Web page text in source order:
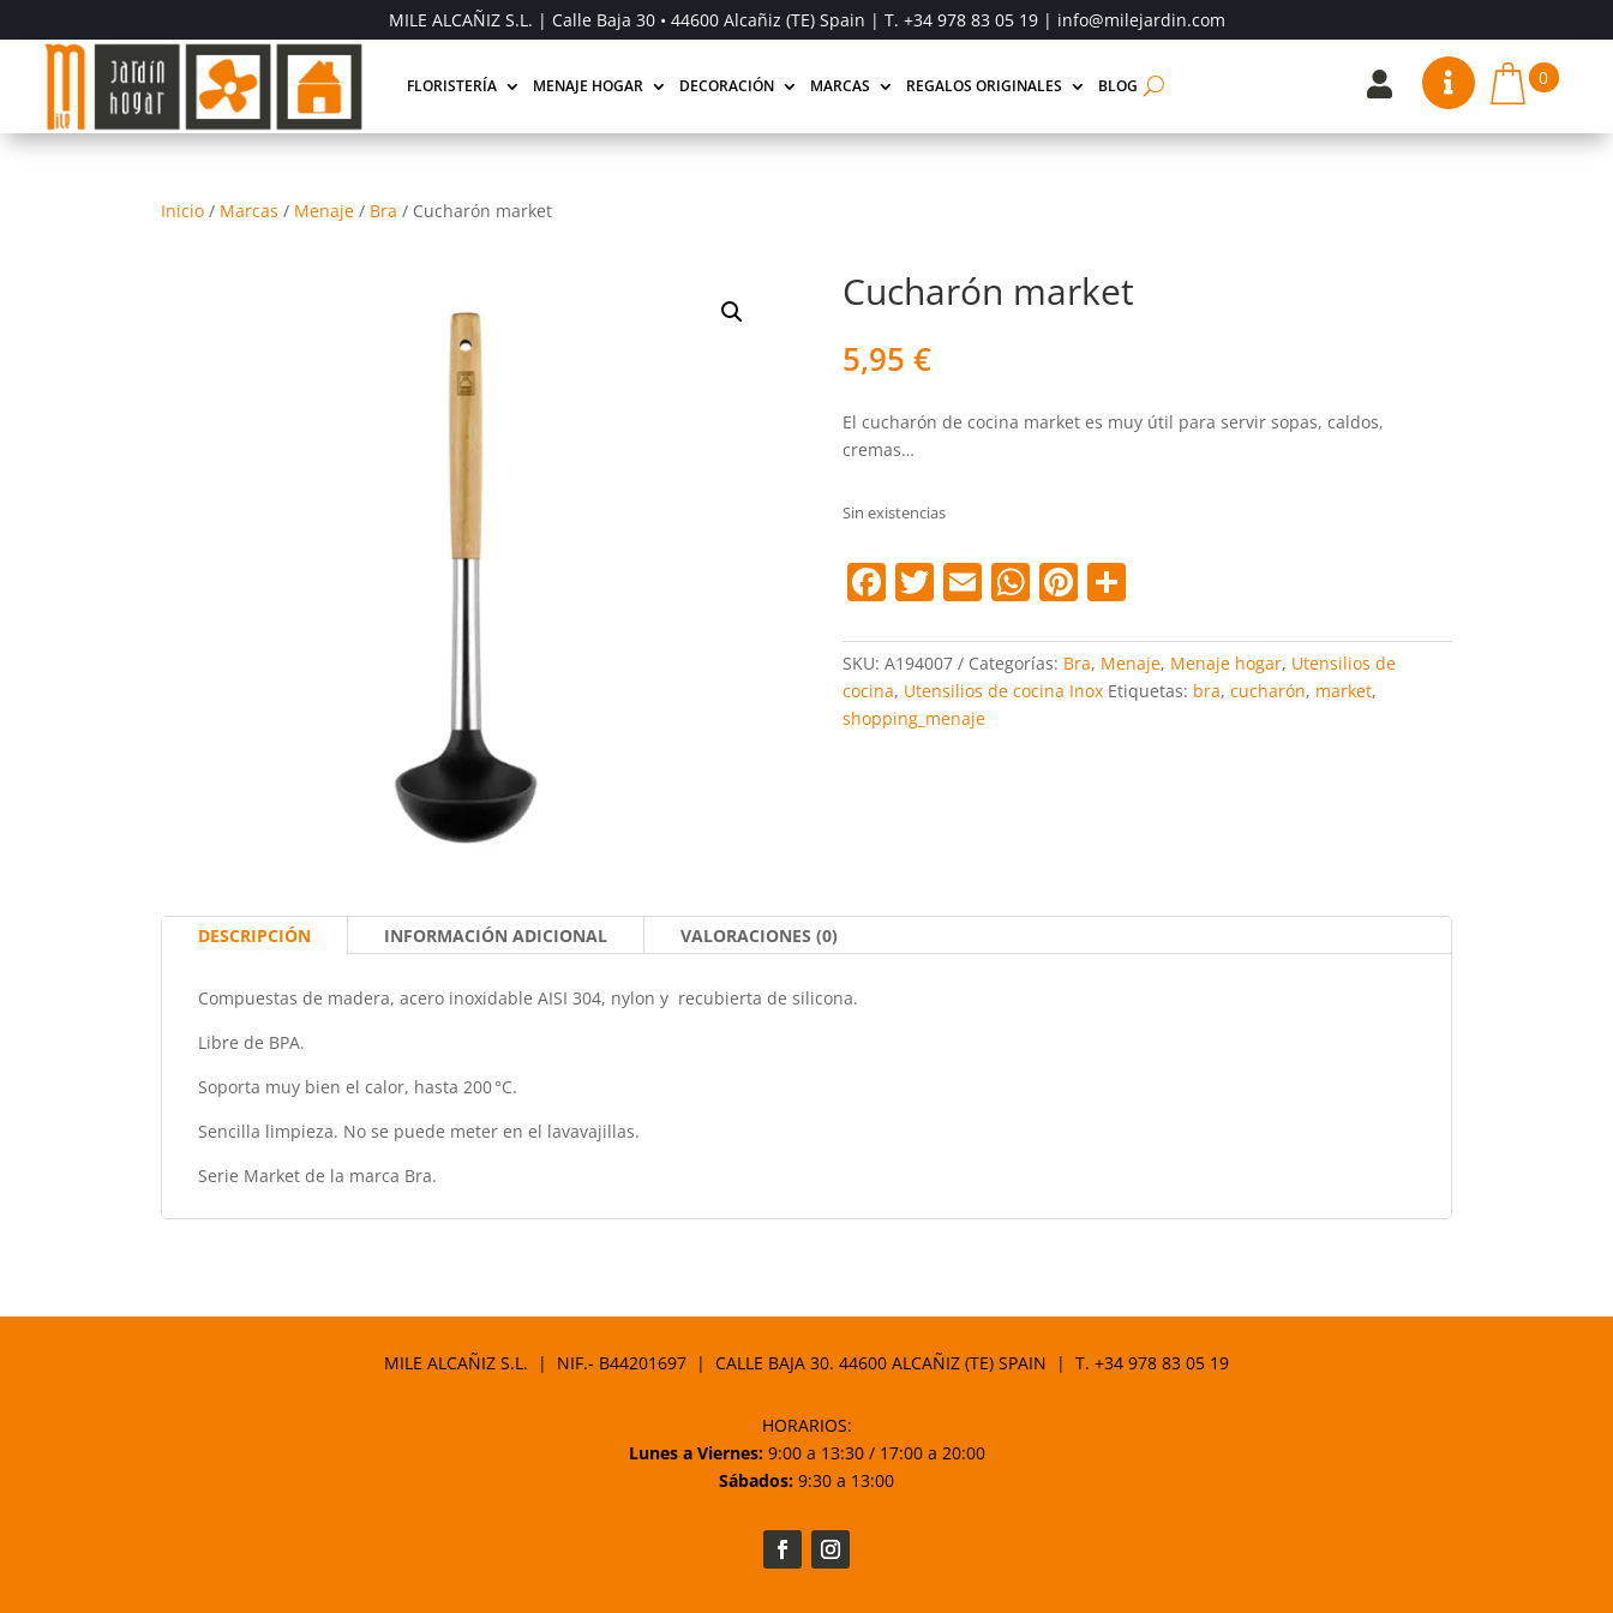
MILE ALCAÑIZ S.L. | Calle Baja 30 • 44600 Alcañiz (TE) Spain | T. +34 978 83 05 19| info@milejardin.com
FLORISTERÍA MENAJE HOGAR DECORACIÓN MARCAS REGALOS ORIGINALES BLOG   0
Inicio / Marcas / Menaje / Bra / Cucharón market
Cucharón market
5,95 €
El cucharón de cocina market es muy útil para servir sopas, caldos,
cremas…
Sin existencias
F
c
e
b
T
itt
er
E
ai
l
W
at
s
Pi
er
e
C
m
p
SKU: A194007 Categorías: Bra, Menaje, Menaje hogar, Utensilios de
cocina, Utensilios de cocina Inox Etiquetas: bra, cucharón, market,
shopping_menaje
DESCRIPCIÓN INFORMACIÓN ADICIONAL VALORACIONES (0)
Compuestas de madera, acero inoxidable AISI 304, nylon y recubierta de silicona.
Libre de BPA.
Soporta muy bien el calor, hasta 200 °C.
Sencilla limpieza. No se puede meter en el lavavajillas.
Serie Market de la marca Bra.
MILE ALCAÑIZ S.L. | NIF.- B44201697 | CALLE BAJA 30. 44600 ALCAÑIZ (TE) SPAIN | T. +34 978 83 05 19
HORARIOS:
Lunes a Viernes:9:00 a 13:30 / 17:00 a 20:00
Sábados: 9:30 a 13:00